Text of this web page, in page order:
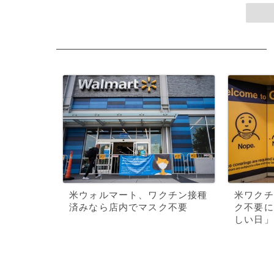
米ウォルマート、ワクチン接種
済みなら店内でマスク不要
米ワク
ク不要
しい日」